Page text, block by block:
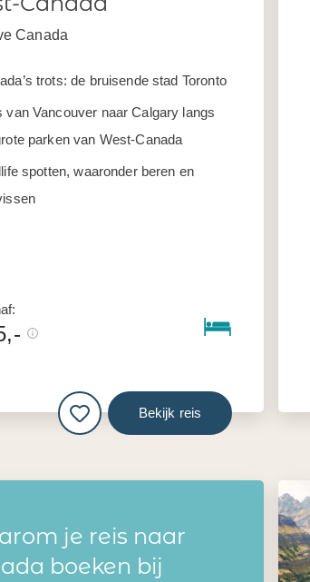
Canada
trots: de bruisende stad Toronto
van Vancouver naar Calgary langs
parken van West-Canada
spotten, waaronder beren en
Bekijk reis
je reis naar
boeken bij